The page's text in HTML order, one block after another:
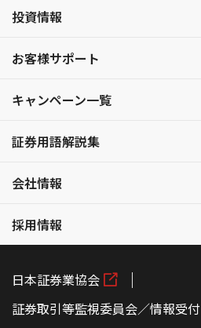
投資情報
お客様サポート
キャンペーン一覧
証券用語解説集
会社情報
採用情報
日本証券業協会
証券取引等監視委員会／情報受付